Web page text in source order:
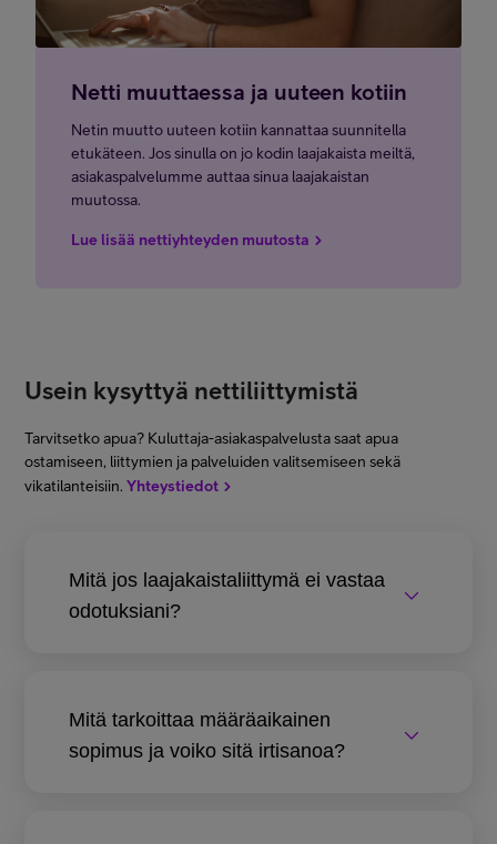
Netti muuttaessa ja uuteen kotiin
Netin muutto uuteen kotiin kannattaa suunnitella
etukäteen. Jos sinulla on jo kodin laajakaista meiltä,
asiakaspalvelumme auttaa sinua laajakaistan
muutossa.
Lue lisää nettiyhteyden muutosta
Usein kysyttyä nettiliittymistä
Tarvitsetko apua? Kuluttaja-asiakaspalvelusta saat apua
ostamiseen, liittymien ja palveluiden valitsemiseen sekä
vikatilanteisiin.Yhteystiedot
Mitä jos laajakaistaliittymä ei vastaa
odotuksiani?
Mitä tarkoittaa määräaikainen
sopimus ja voiko sitä irtisanoa?